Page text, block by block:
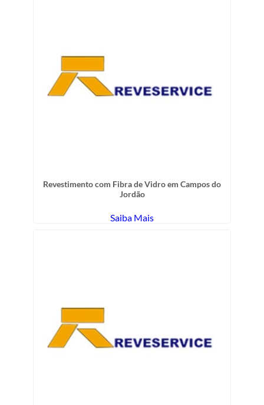
Revestimento com Fibra de Vidro em Campos do
Jordão
Saiba Mais